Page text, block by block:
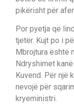
pikërisht për
Por pyetja që
tjetër. Kujt po i
Mbrojtura është
Ndryshimet
Kuvend. Për një
nevojë për
kryeministri.